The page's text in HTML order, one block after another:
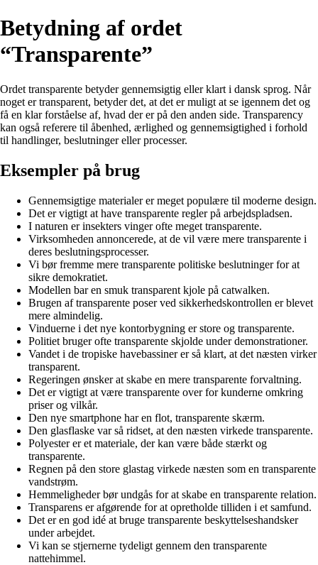
Betydning af ordet
“Transparente”
Ordet transparente betyder gennemsigtig eller klart i dansk sprog. Når
noget er transparent, betyder det, at det er muligt at se igennem det og
få en klar forståelse af, hvad der er på den anden side. Transparency
kan også referere til åbenhed, ærlighed og gennemsigtighed i forhold
til handlinger, beslutninger eller processer.
Eksempler på brug
Gennemsigtige materialer er meget populære til moderne design.
Det er vigtigt at have transparente regler på arbejdspladsen.
I naturen er insekters vinger ofte meget transparente.
Virksomheden annoncerede, at de vil være mere transparente i
deres beslutningsprocesser.
Vi bør fremme mere transparente politiske beslutninger for at
sikre demokratiet.
Modellen bar en smuk transparent kjole på catwalken.
Brugen af transparente poser ved sikkerhedskontrollen er blevet
mere almindelig.
Vinduerne i det nye kontorbygning er store og transparente.
Politiet bruger ofte transparente skjolde under demonstrationer.
Vandet i de tropiske havebassiner er så klart, at det næsten virker
transparent.
Regeringen ønsker at skabe en mere transparente forvaltning.
Det er vigtigt at være transparente over for kunderne omkring
priser og vilkår.
Den nye smartphone har en flot, transparente skærm.
Den glasflaske var så ridset, at den næsten virkede transparente.
Polyester er et materiale, der kan være både stærkt og
transparente.
Regnen på den store glastag virkede næsten som en transparente
vandstrøm.
Hemmeligheder bør undgås for at skabe en transparente relation.
Transparens er afgørende for at opretholde tilliden i et samfund.
Det er en god idé at bruge transparente beskyttelseshandsker
under arbejdet.
Vi kan se stjernerne tydeligt gennem den transparente
nattehimmel.